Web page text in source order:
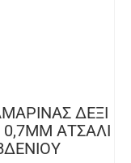
ΔΕΞΙ
ΑΤΣΑΛΙ